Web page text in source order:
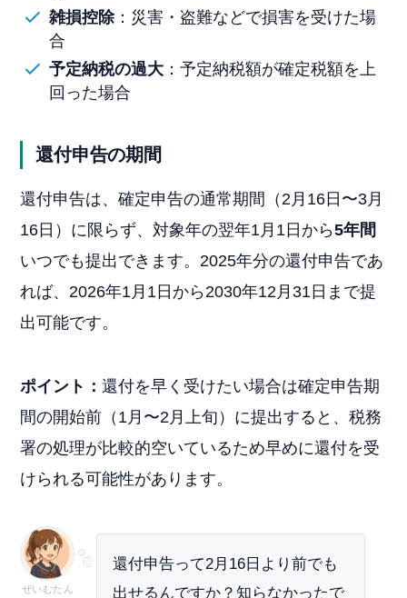
雑損控除：災害・盗難などで損害を受けた場
合
予定納税の過大：予定納税額が確定税額を上
回った場合
還付申告の期間
還付申告は、確定申告の通常期間（2月16日〜3月
16日）に限らず、対象年の翌年1月1日から5年間
いつでも提出できます。2025年分の還付申告であ
れば、2026年1月1日から2030年12月31日まで提
出可能です。
ポイント：還付を早く受けたい場合は確定申告期
間の開始前（1月〜2月上旬）に提出すると、税務
署の処理が比較的空いているため早めに還付を受
けられる可能性があります。
ぜいむたん
還付申告って2月16日より前でも
出せるんですか？知らなかったで